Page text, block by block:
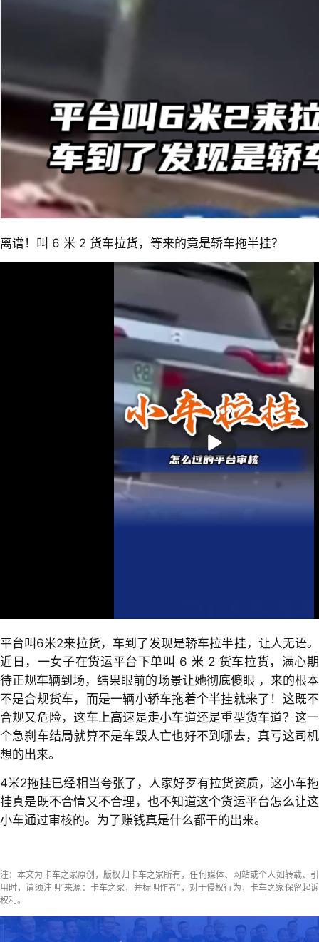
离谱！叫 6 米 2 货车拉货，等来的竟是轿车拖半挂？
平台叫6米2来拉货，车到了发现是轿车拉半挂，让人无语。
近日，一女子在货运平台下单叫 6 米 2 货车拉货，满心期
待正规车辆到场，结果眼前的场景让她彻底傻眼 ，来的根本
不是合规货车，而是一辆小轿车拖着个半挂就来了！这既不
合规又危险，这车上高速是走小车道还是重型货车道？这一
个急刹车结局就算不是车毁人亡也好不到哪去，真亏这司机
想的出来。
4米2拖挂已经相当夸张了，人家好歹有拉货资质，这小车拖
挂真是既不合情又不合理，也不知道这个货运平台怎么让这
小车通过审核的。为了赚钱真是什么都干的出来。
注：本文为卡车之家原创，版权归卡车之家所有，任何媒体、网站或个人如转载、引
用时，请须注明“来源：卡车之家，并标明作者”，对于侵权行为，卡车之家保留起诉
权利。